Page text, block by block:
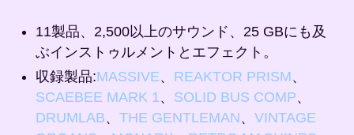
11製品、2,500以上のサウンド、25 GBにも及
ぶインストゥルメントとエフェクト。
収録製品:MASSIVE、 REAKTOR PRISM、
SCAEBEE MARK 1、 SOLID BUS COMP、
DRUMLAB、 THE GENTLEMAN、 VINTAGE